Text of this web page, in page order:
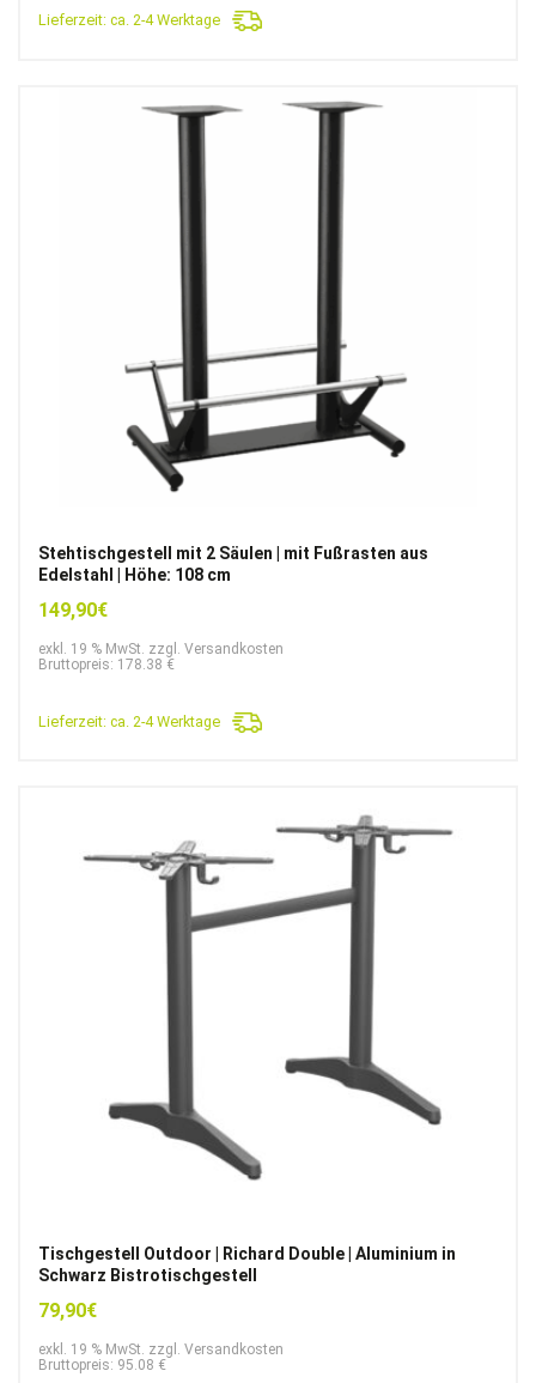
Lieferzeit: ca. 2-4 Werktage
Stehtischgestell mit 2 Säulen | mit Fußrasten aus
Edelstahl | Höhe: 108 cm
149,90€
exkl. 19 % MwSt. zzgl. Versandkosten
Bruttopreis: 178.38 €
Lieferzeit: ca. 2-4 Werktage
Tischgestell Outdoor | Richard Double | Aluminium in
Schwarz Bistrotischgestell
79,90€
exkl. 19 % MwSt. zzgl. Versandkosten
Bruttopreis: 95.08 €